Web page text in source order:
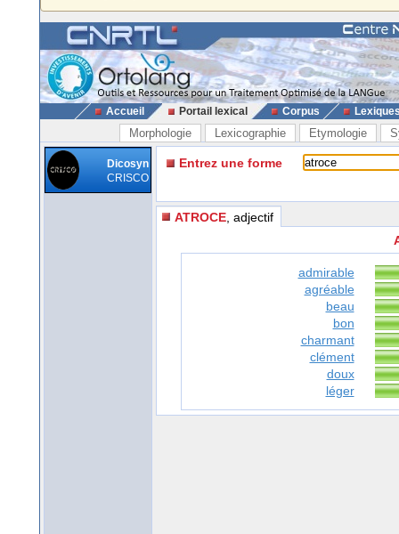
Accueil Portail lexical Corpus
Morphologie Lexicographie Etymologie
Dicosyn
CRISCO
Entrez une forme
ATROCE , adjectif
admirable
agréable
beau
bon
charmant
clément
doux
léger